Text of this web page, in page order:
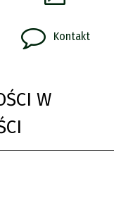
Kontakt
W